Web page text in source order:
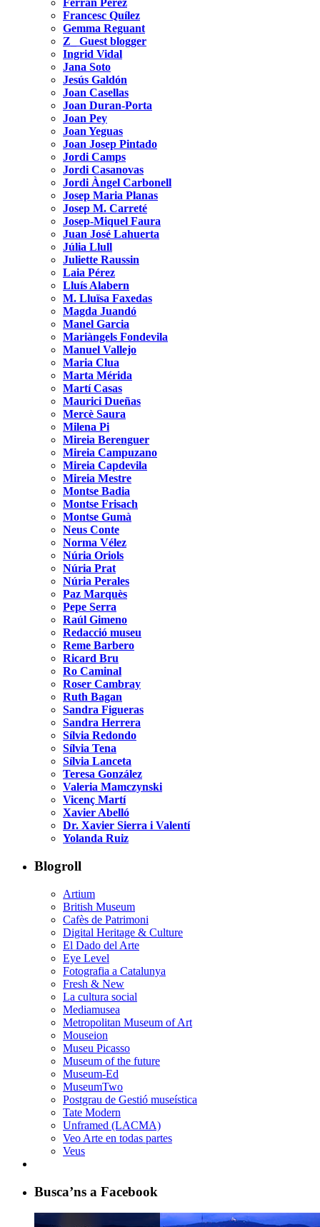
Ferran Pérez
Francesc Quílez
Gemma Reguant
Z_ Guest blogger
Ingrid Vidal
Jana Soto
Jesús Galdón
Joan Casellas
Joan Duran-Porta
Joan Pey
Joan Yeguas
Joan Josep Pintado
Jordi Camps
Jordi Casanovas
Jordi Àngel Carbonell
Josep Maria Planas
Josep M. Carreté
Josep-Miquel Faura
Juan José Lahuerta
Júlia Llull
Juliette Raussin
Laia Pérez
Lluís Alabern
M. Lluïsa Faxedas
Magda Juandó
Manel Garcia
Mariàngels Fondevila
Manuel Vallejo
Maria Clua
Marta Mérida
Martí Casas
Maurici Dueñas
Mercè Saura
Milena Pi
Mireia Berenguer
Mireia Campuzano
Mireia Capdevila
Mireia Mestre
Montse Badia
Montse Frisach
Montse Gumà
Neus Conte
Norma Vélez
Núria Oriols
Núria Prat
Núria Perales
Paz Marquès
Pepe Serra
Raúl Gimeno
Redacció museu
Reme Barbero
Ricard Bru
Ro Caminal
Roser Cambray
Ruth Bagan
Sandra Figueras
Sandra Herrera
Sílvia Redondo
Sílvia Tena
Sílvia Lanceta
Teresa González
Valeria Mamczynski
Vicenç Martí
Xavier Abelló
Dr. Xavier Sierra i Valentí
Yolanda Ruiz
Blogroll
Artium
British Museum
Cafès de Patrimoni
Digital Heritage & Culture
El Dado del Arte
Eye Level
Fotografia a Catalunya
Fresh & New
La cultura social
Mediamusea
Metropolitan Museum of Art
Mouseion
Museu Picasso
Museum of the future
Museum-Ed
MuseumTwo
Postgrau de Gestió museística
Tate Modern
Unframed (LACMA)
Veo Arte en todas partes
Veus
Busca’ns a Facebook